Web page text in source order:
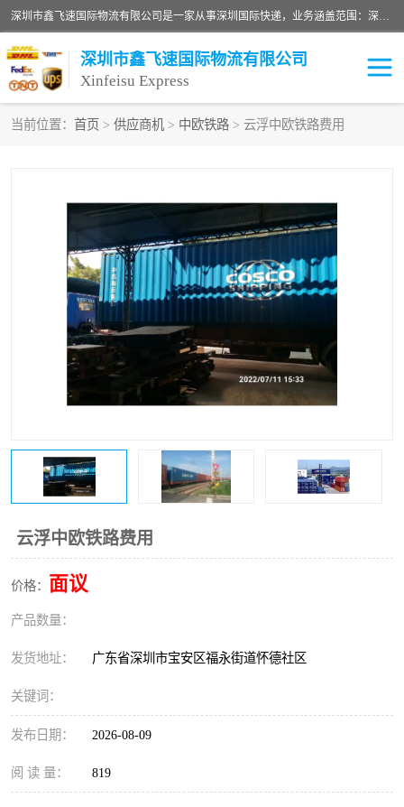
深圳市鑫飞速国际物流有限公司是一家从事深圳国际快递，业务涵盖范围：深圳DHL国际快递、深圳国际快递公司、深圳国际物流公司、深圳国际快递、深圳DHL国际快递电话可拨打全国服务热线：15019287411。欢迎各位亲来人来电到我司洽谈合作。
深圳市鑫飞速国际物流有限公司
Xinfeisu Express
当前位置： 首页 > 供应商机 > 中欧铁路 > 云浮中欧铁路费用
云浮中欧铁路费用
价格： 面议
产品数量：
发货地址： 广东省深圳市宝安区福永街道怀德社区
关键词：
发布日期： 2026-08-09
阅 读 量： 819
俄罗斯快递 巴西快递
深圳DHL国际快递 伊朗快递
UPS国际快递 深圳国际快递公司
深圳国际物流公司
DHL国际快递电话 深圳国际快递